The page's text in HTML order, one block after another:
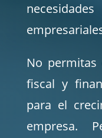
No permitas
fiscal y
para el
empresa.